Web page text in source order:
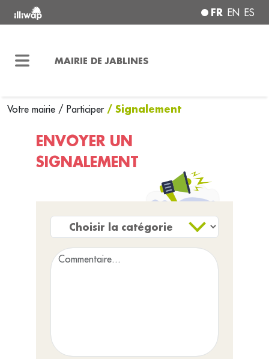
FR EN ES
MAIRIE DE JABLINES
Votre mairie / Participer / Signalement
ENVOYER UN
SIGNALEMENT